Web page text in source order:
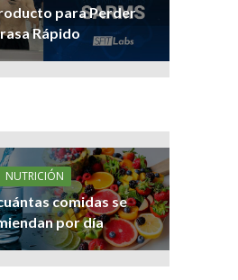
para Perder
Rápido
NUTRICIÓN
comidas se
por día